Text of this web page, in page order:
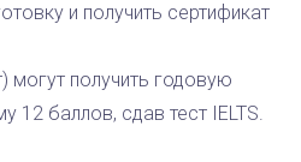
и получить сертификат
могут получить годовую
12 баллов, сдав тест IELTS.